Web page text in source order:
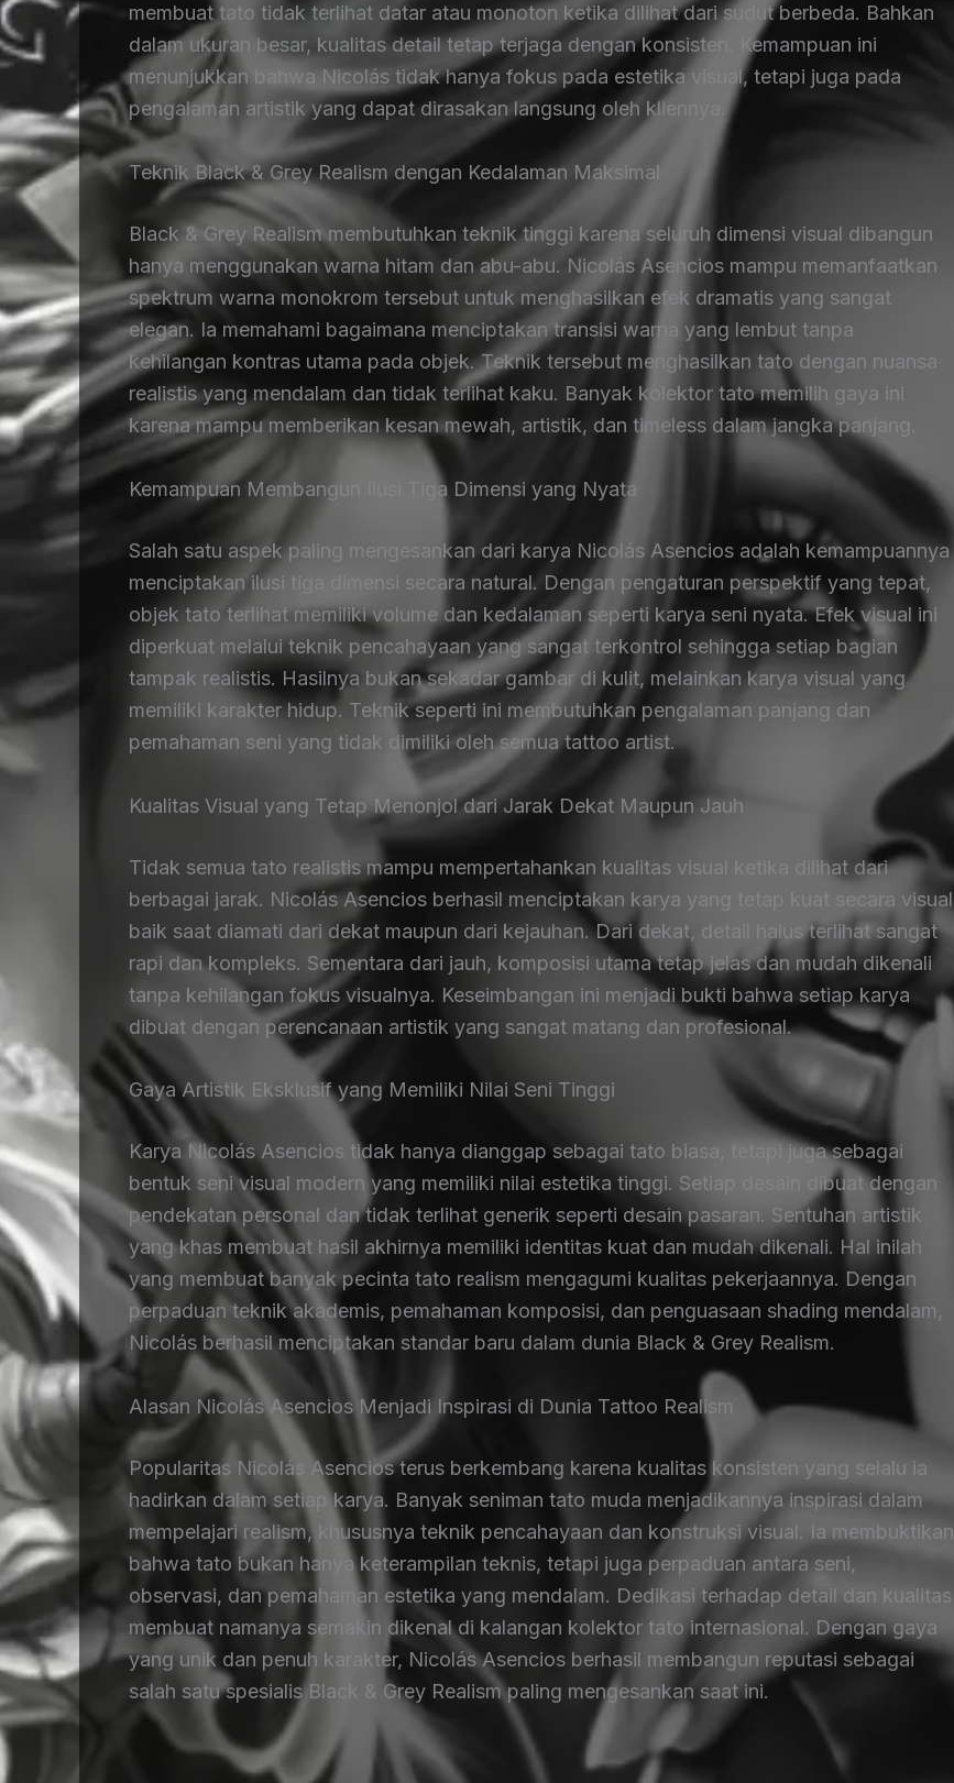
membuat tato tidak terlihat datar atau monoton ketika dilihat dari sudut berbeda. Bahkan
dalam ukuran besar, kualitas detail tetap terjaga dengan konsisten. Kemampuan ini
menunjukkan bahwa Nicolás tidak hanya fokus pada estetika visual, tetapi juga pada
pengalaman artistik yang dapat dirasakan langsung oleh kliennya.
Teknik Black & Grey Realism dengan Kedalaman Maksimal
Black & Grey Realism membutuhkan teknik tinggi karena seluruh dimensi visual dibangun
hanya menggunakan warna hitam dan abu-abu. Nicolás Asencios mampu memanfaatkan
spektrum warna monokrom tersebut untuk menghasilkan efek dramatis yang sangat
elegan. Ia memahami bagaimana menciptakan transisi warna yang lembut tanpa
kehilangan kontras utama pada objek. Teknik tersebut menghasilkan tato dengan nuansa
realistis yang mendalam dan tidak terlihat kaku. Banyak kolektor tato memilih gaya ini
karena mampu memberikan kesan mewah, artistik, dan timeless dalam jangka panjang.
Kemampuan Membangun Ilusi Tiga Dimensi yang Nyata
Salah satu aspek paling mengesankan dari karya Nicolás Asencios adalah kemampuannya
menciptakan ilusi tiga dimensi secara natural. Dengan pengaturan perspektif yang tepat,
objek tato terlihat memiliki volume dan kedalaman seperti karya seni nyata. Efek visual ini
diperkuat melalui teknik pencahayaan yang sangat terkontrol sehingga setiap bagian
tampak realistis. Hasilnya bukan sekadar gambar di kulit, melainkan karya visual yang
memiliki karakter hidup. Teknik seperti ini membutuhkan pengalaman panjang dan
pemahaman seni yang tidak dimiliki oleh semua tattoo artist.
Kualitas Visual yang Tetap Menonjol dari Jarak Dekat Maupun Jauh
Tidak semua tato realistis mampu mempertahankan kualitas visual ketika dilihat dari
berbagai jarak. Nicolás Asencios berhasil menciptakan karya yang tetap kuat secara visual
baik saat diamati dari dekat maupun dari kejauhan. Dari dekat, detail halus terlihat sangat
rapi dan kompleks. Sementara dari jauh, komposisi utama tetap jelas dan mudah dikenali
tanpa kehilangan fokus visualnya. Keseimbangan ini menjadi bukti bahwa setiap karya
dibuat dengan perencanaan artistik yang sangat matang dan profesional.
Gaya Artistik Eksklusif yang Memiliki Nilai Seni Tinggi
Karya Nicolás Asencios tidak hanya dianggap sebagai tato biasa, tetapi juga sebagai
bentuk seni visual modern yang memiliki nilai estetika tinggi. Setiap desain dibuat dengan
pendekatan personal dan tidak terlihat generik seperti desain pasaran. Sentuhan artistik
yang khas membuat hasil akhirnya memiliki identitas kuat dan mudah dikenali. Hal inilah
yang membuat banyak pecinta tato realism mengagumi kualitas pekerjaannya. Dengan
perpaduan teknik akademis, pemahaman komposisi, dan penguasaan shading mendalam,
Nicolás berhasil menciptakan standar baru dalam dunia Black & Grey Realism.
Alasan Nicolás Asencios Menjadi Inspirasi di Dunia Tattoo Realism
Popularitas Nicolás Asencios terus berkembang karena kualitas konsisten yang selalu ia
hadirkan dalam setiap karya. Banyak seniman tato muda menjadikannya inspirasi dalam
mempelajari realism, khususnya teknik pencahayaan dan konstruksi visual. Ia membuktikan
bahwa tato bukan hanya keterampilan teknis, tetapi juga perpaduan antara seni,
observasi, dan pemahaman estetika yang mendalam. Dedikasi terhadap detail dan kualitas
membuat namanya semakin dikenal di kalangan kolektor tato internasional. Dengan gaya
yang unik dan penuh karakter, Nicolás Asencios berhasil membangun reputasi sebagai
salah satu spesialis Black & Grey Realism paling mengesankan saat ini.